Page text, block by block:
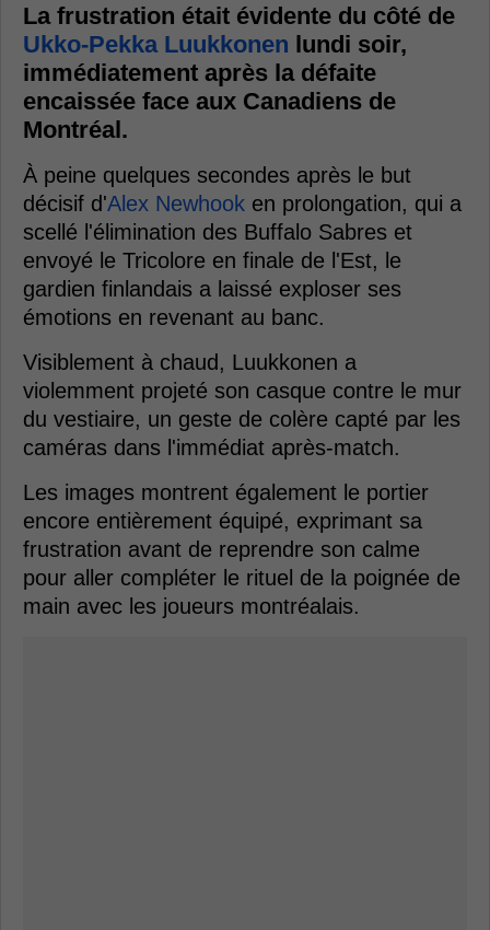
La frustration était évidente du côté de
Ukko-Pekka Luukkonen lundi soir,
immédiatement après la défaite
encaissée face aux Canadiens de
Montréal.
À peine quelques secondes après le but
décisif d'Alex Newhook en prolongation, qui a
scellé l'élimination des Buffalo Sabres et
envoyé le Tricolore en finale de l'Est, le
gardien finlandais a laissé exploser ses
émotions en revenant au banc.
Visiblement à chaud, Luukkonen a
violemment projeté son casque contre le mur
du vestiaire, un geste de colère capté par les
caméras dans l'immédiat après-match.
Les images montrent également le portier
encore entièrement équipé, exprimant sa
frustration avant de reprendre son calme
pour aller compléter le rituel de la poignée de
main avec les joueurs montréalais.